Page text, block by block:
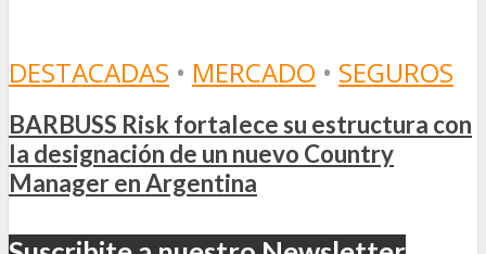
DESTACADAS • MERCADO • SEGUROS
BARBUSS Risk fortalece su estructura con
la designación de un nuevo Country
Manager en Argentina